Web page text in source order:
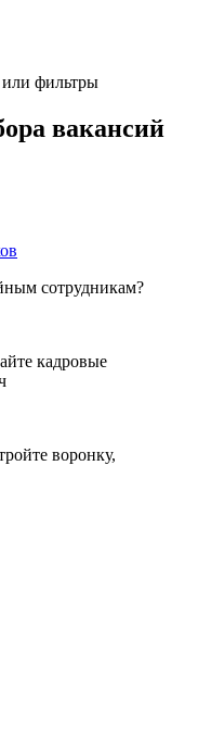
фильтры
вакансий
сотрудникам?
кадровые
воронку,